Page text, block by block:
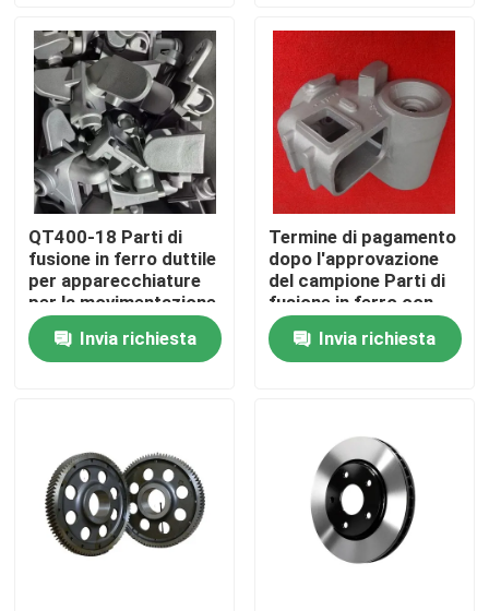
Prodotti
Video
Circa noi
Giro della fabbrica
Controllo di qualità
Notizie
Richieda una citazione
QT400-18 Parti di
fusione in ferro duttile
per apparecchiature
per la movimentazione
dei materiali
Invia richiesta
Termine di pagamento
dopo l'approvazione
del campione Parti di
fusione in ferro con
tecnica di fusione a
sabbiaInvia richiesta